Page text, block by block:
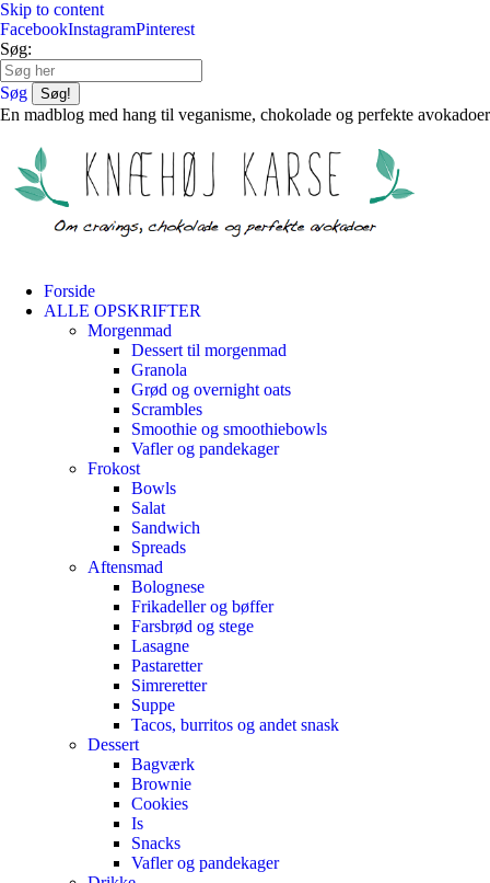
Skip to content
FacebookInstagramPinterest
Søg:
Søg
En madblog med hang til veganisme, chokolade og perfekte avokadoer
Forside
ALLE OPSKRIFTER
Morgenmad
Dessert til morgenmad
Granola
Grød og overnight oats
Scrambles
Smoothie og smoothiebowls
Vafler og pandekager
Frokost
Bowls
Salat
Sandwich
Spreads
Aftensmad
Bolognese
Frikadeller og bøffer
Farsbrød og stege
Lasagne
Pastaretter
Simreretter
Suppe
Tacos, burritos og andet snask
Dessert
Bagværk
Brownie
Cookies
Is
Snacks
Vafler og pandekager